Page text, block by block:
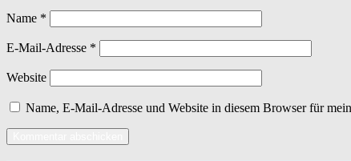
Name *
E-Mail-Adresse *
Website
Name, E-Mail-Adresse und Website in diesem Browser für